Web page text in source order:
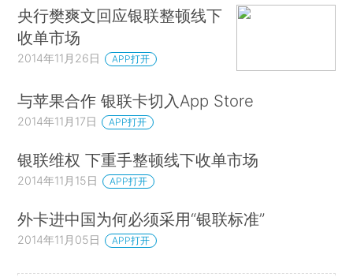
央行樊爽文回应银联整顿线下
收单市场
2014年11月26日 APP打开
与苹果合作 银联卡切入App Store
2014年11月17日 APP打开
银联维权 下重手整顿线下收单市场
2014年11月15日 APP打开
外卡进中国为何必须采用“银联标准”
2014年11月05日 APP打开